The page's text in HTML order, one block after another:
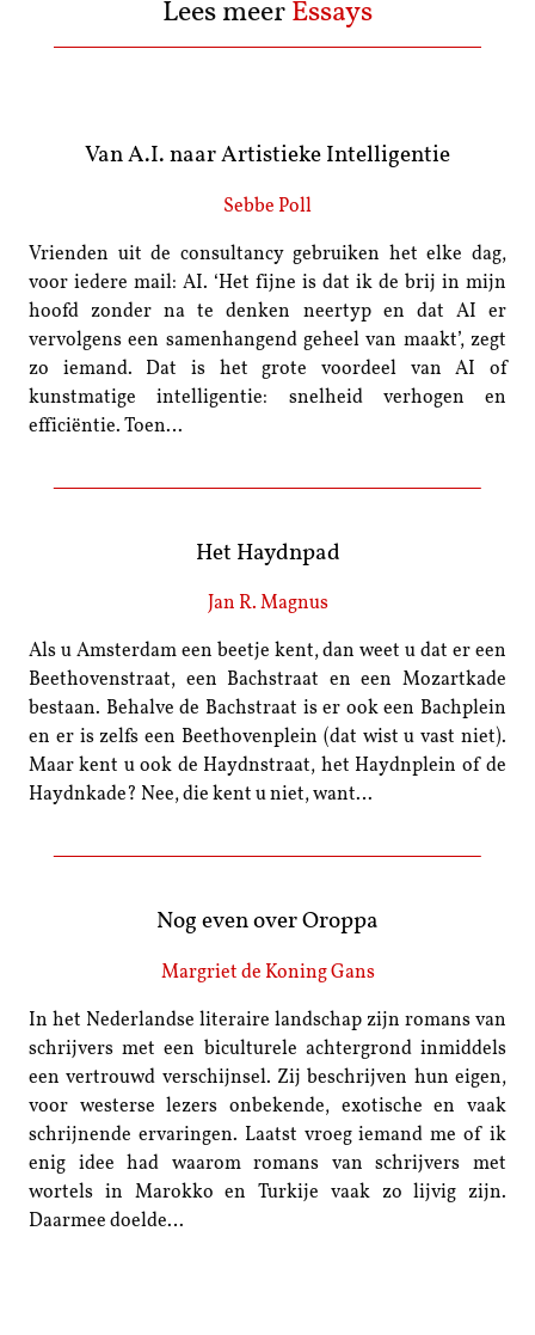
Lees meer Essays
Van A.I. naar Artistieke Intelligentie
Sebbe Poll
Vrienden uit de consultancy gebruiken het elke dag,
voor iedere mail: AI. ‘Het fijne is dat ik de brij in mijn
hoofd zonder na te denken neertyp en dat AI er
vervolgens een samenhangend geheel van maakt’, zegt
zo iemand. Dat is het grote voordeel van AI of
kunstmatige intelligentie: snelheid verhogen en
efficiëntie. Toen…
Het Haydnpad
Jan R. Magnus
Als u Amsterdam een beetje kent, dan weet u dat er een
Beethovenstraat, een Bachstraat en een Mozartkade
bestaan. Behalve de Bachstraat is er ook een Bachplein
en er is zelfs een Beethovenplein (dat wist u vast niet).
Maar kent u ook de Haydnstraat, het Haydnplein of de
Haydnkade? Nee, die kent u niet, want…
Nog even over Oroppa
Margriet de Koning Gans
In het Nederlandse literaire landschap zijn romans van
schrijvers met een biculturele achtergrond inmiddels
een vertrouwd verschijnsel. Zij beschrijven hun eigen,
voor westerse lezers onbekende, exotische en vaak
schrijnende ervaringen. Laatst vroeg iemand me of ik
enig idee had waarom romans van schrijvers met
wortels in Marokko en Turkije vaak zo lijvig zijn.
Daarmee doelde…